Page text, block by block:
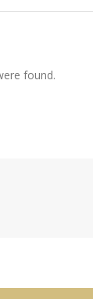
found.